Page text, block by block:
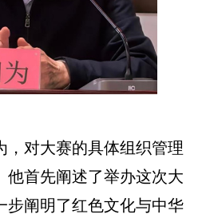
，对大赛的具体组织管理
他首先阐述了举办这次大
步阐明了红色文化与中华